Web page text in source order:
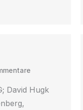
David Hugk